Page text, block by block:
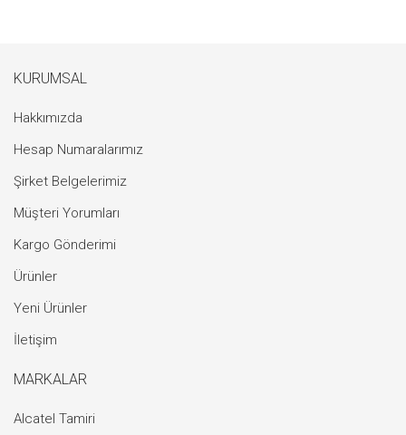
KURUMSAL
Hakkımızda
Hesap Numaralarımız
Şirket Belgelerimiz
Müşteri Yorumları
Kargo Gönderimi
Ürünler
Yeni Ürünler
İletişim
MARKALAR
Alcatel Tamiri